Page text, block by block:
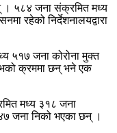
। ५८४ जना संक्रमित मध्य
रहेको निर्देशनालयद्वारा
५१७ जना कोरोना मुक्त
क्रममा छन् भने एक
मध्य ३१८ जना
जना निको भएका छन् ।